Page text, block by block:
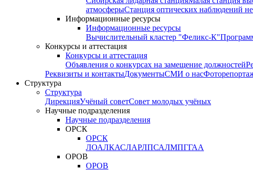
атмосферыСтанция оптических наблюдений
Информационные ресурсы
Информационные ресурсы
Вычислительный кластер "Феликс-К"
Конкурсы и аттестация
Конкурсы и аттестация
Объявления о конкурсах на замещение должностей
Реквизиты и контактыДокументыСМИ о нас
Структура
Структура
ДирекцияУчёный советСовет молодых учёных
Научные подразделения
Научные подразделения
ОРСК
ОРСК
ЛОАЛКАСЛАРЛПСАЛМПГГАА
ОРОВ
ОРОВ